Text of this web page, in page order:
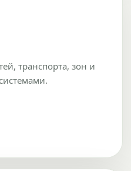
транспорта, зон и